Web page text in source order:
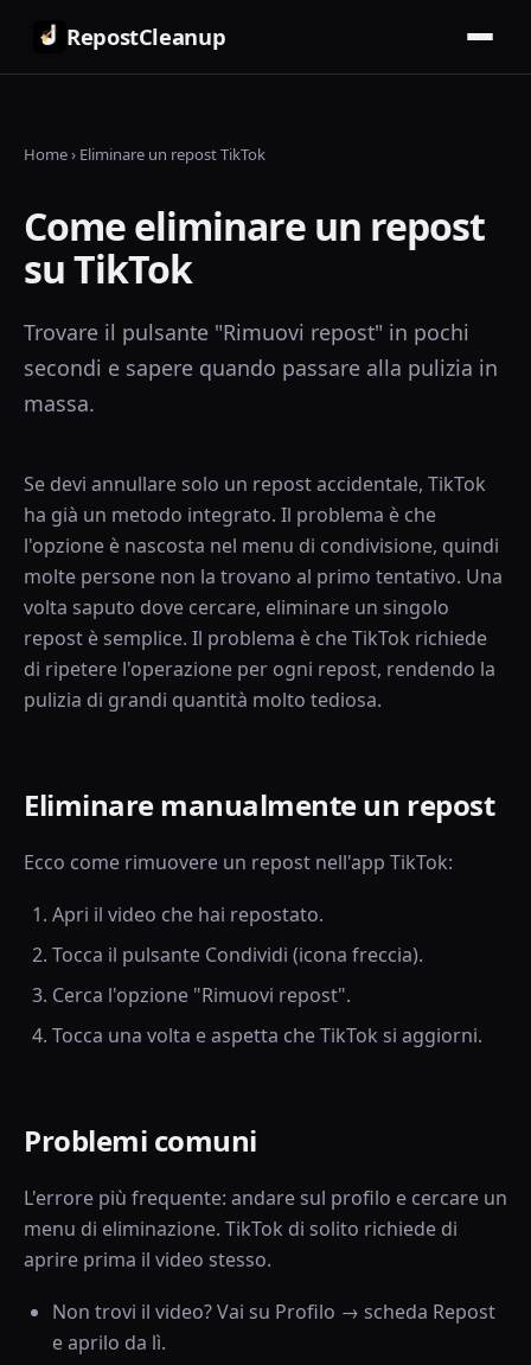
RepostCleanup
Home› Eliminare un repost TikTok
Come eliminare un repost
su TikTok
Trovare il pulsante "Rimuovi repost" in pochi
secondi e sapere quando passare alla pulizia in
massa.
Se devi annullare solo un repost accidentale, TikTok
ha già un metodo integrato. Il problema è che
l'opzione è nascosta nel menu di condivisione, quindi
molte persone non la trovano al primo tentativo. Una
volta saputo dove cercare, eliminare un singolo
repost è semplice. Il problema è che TikTok richiede
di ripetere l'operazione per ogni repost, rendendo la
pulizia di grandi quantità molto tediosa.
Eliminare manualmente un repost
Ecco come rimuovere un repost nell'app TikTok:
Apri il video che hai repostato.
Tocca il pulsante Condividi (icona freccia).
Cerca l'opzione "Rimuovi repost".
Tocca una volta e aspetta che TikTok si aggiorni.
Problemi comuni
L'errore più frequente: andare sul profilo e cercare un
menu di eliminazione. TikTok di solito richiede di
aprire prima il video stesso.
Non trovi il video? Vai su Profilo → scheda Repost
e aprilo da lì.